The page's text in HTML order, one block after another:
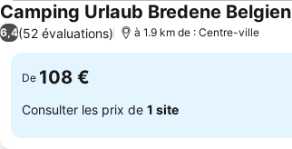
Camping Urlaub Bredene Belgien
6,4(52 évaluations) à 1.9 km de : Centre-ville
De 108 €
Consulter les prix de 1 site